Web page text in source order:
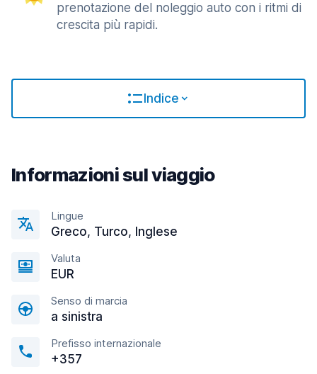
prenotazione del noleggio auto con i ritmi di
crescita più rapidi.
Indice
Informazioni sul viaggio
Lingue
Greco, Turco, Inglese
Valuta
EUR
Senso di marcia
a sinistra
Prefisso internazionale
+357